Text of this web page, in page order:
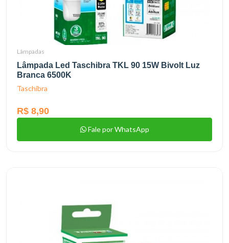
Lâmpadas
Lâmpada Led Taschibra TKL 90 15W Bivolt Luz
Branca 6500K
Taschibra
R$ 8,90
Fale por WhatsApp